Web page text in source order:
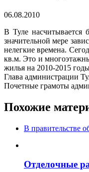
06.08.2010
В Туле насчитывается
значительной мере
нелегкие времена.
кв.м. Это и
жилья на 2010-2015
Глава администрации
Почетные грамоты
Похожие
В правительстве
Отделочные